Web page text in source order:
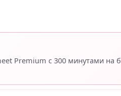
Premium с 300 минутами